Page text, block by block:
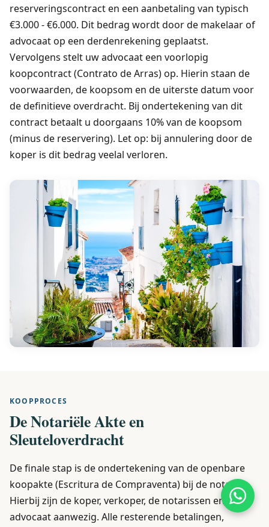
reserveringscontract en een aanbetaling van typisch
€3.000 - €6.000. Dit bedrag wordt door de makelaar of
advocaat op een derdenrekening geplaatst.
Vervolgens stelt uw advocaat een voorlopig
koopcontract (Contrato de Arras) op. Hierin staan de
voorwaarden, de koopsom en de uiterste datum voor
de definitieve overdracht. Bij ondertekening van dit
contract betaalt u doorgaans 10% van de koopsom
(minus de reservering). Let op: bij annulering door de
koper is dit bedrag veelal verloren.
KOOPPROCES
De Notariële Akte en
Sleuteloverdracht
De finale stap is de ondertekening van de openbare
koopakte (Escritura de Compraventa) bij de notaris.
Hierbij zijn de koper, verkoper, de notarissen en uw
advocaat aanwezig. Alle resterende betalingen,